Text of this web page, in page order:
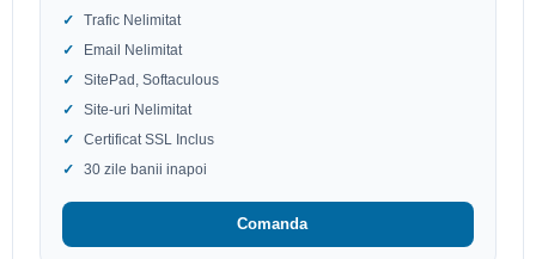
Trafic Nelimitat
Email Nelimitat
SitePad, Softaculous
Site-uri Nelimitat
Certificat SSL Inclus
30 zile banii inapoi
Comanda